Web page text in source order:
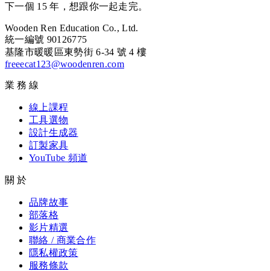
下一個 15 年，想跟你一起走完。
Wooden Ren Education Co., Ltd.
統一編號 90126775
基隆市暖暖區東勢街 6-34 號 4 樓
freeecat123@woodenren.com
業務線
線上課程
工具選物
設計生成器
訂製家具
YouTube 頻道
關於
品牌故事
部落格
影片精選
聯絡 / 商業合作
隱私權政策
服務條款